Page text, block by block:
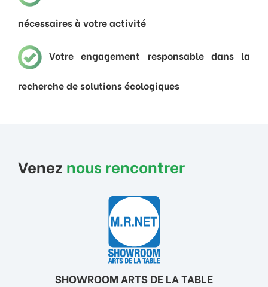
nécessaires à votre activité
Votre engagement responsable dans la
recherche de solutions écologiques
Venez nous rencontrer
SHOWROOM ARTS DE LA TABLE